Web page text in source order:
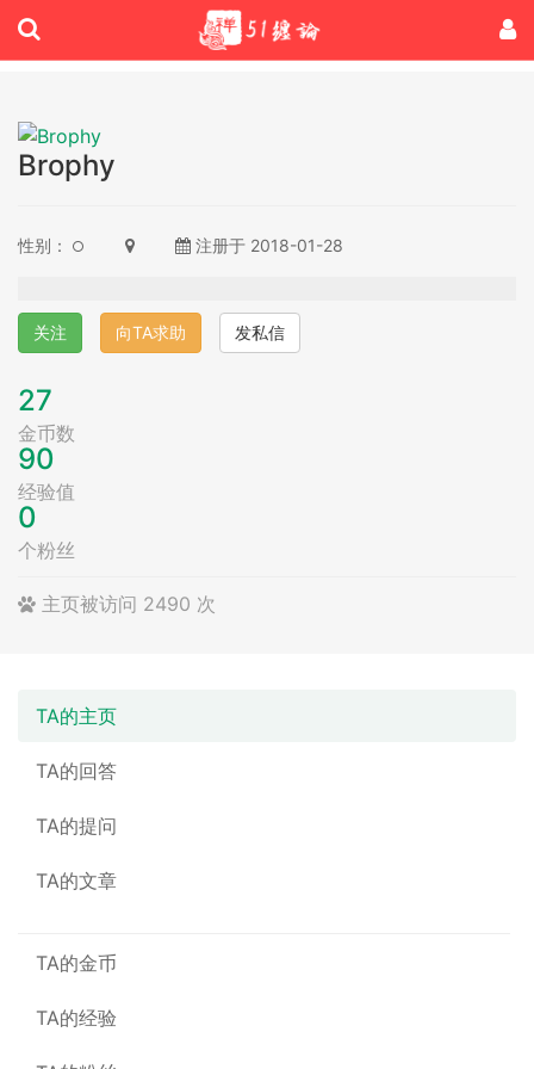
Brophy
性别： 注册于 2018-01-28
关注 向TA求助 发私信
27
金币数
90
经验值
0
个粉丝
主页被访问 2490 次
TA的主页
TA的回答
TA的提问
TA的文章
TA的金币
TA的经验